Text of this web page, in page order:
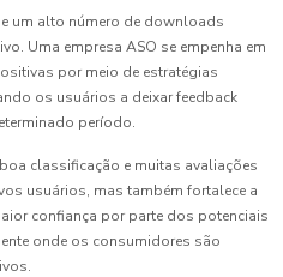
um alto número de downloads
Uma empresa ASO se empenha em
por meio de estratégias
os usuários a deixar feedback
período.
classificação e muitas avaliações
usuários, mas também fortalece a
confiança por parte dos potenciais
onde os consumidores são